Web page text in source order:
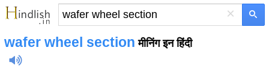
×
wafer wheel section मीनिंग इन हिंदी